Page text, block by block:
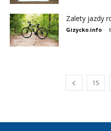
Zalety jazdy
Gizycko.info -
15